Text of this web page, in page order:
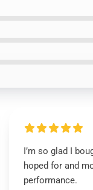
I’m so glad I
hoped for and
performance.